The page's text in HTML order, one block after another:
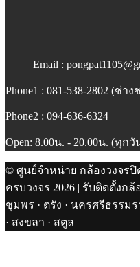
Email :
Phone1 : 081-538-2802 (ช่าง
Phone2 : 094-636-6324
Open: 8.00น. - 20.00น. (ทุกวั
© ศูนย์จำหน่าย กล้องวงจร
ครบวงจร 2026 | รับติดตั้งก
ชุมพร · ตรัง · นครศรีธรรมร
· สงขลา · สตูล